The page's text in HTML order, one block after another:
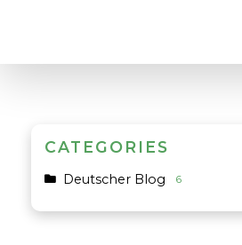
CATEGORIES
Deutscher Blog 6